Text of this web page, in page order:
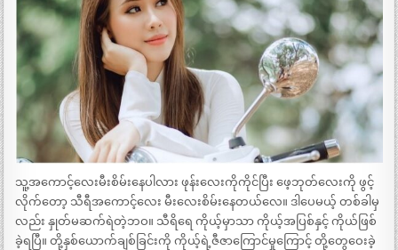
သူ့အကောင့်လေးမီးစိမ်းနေပါလား ဖုန်းလေးကိုကိုင်ပြီး ဖေ့ဘုတ်လေးကို ဖွင့်
လိုက်တော့ သီရီအကောင့်လေး မီးလေးစိမ်းနေတယ်လေ။ ဒါပေမယ့် တစ်ခါမှ
လည်း နှုတ်မဆက်ရဲတဲ့ဘဝ။ သီရိရေ ကိုယ့်မှာသာ ကိုယ့်အပြစ်နှင့် ကိုယ်ဖြစ်
ခဲ့ရပြီ။ တို့နှစ်ယောက်ချစ်ခြင်းကို ကိုယ့်ရဲ့ဇီဇာကြောင်မှုကြောင့် တို့တွေဝေးခဲ့